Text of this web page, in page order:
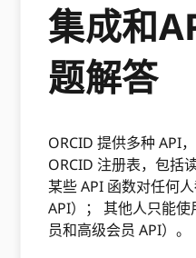
集成和
题解答
ORCID 提供多种 API
ORCID 注册表，包括
某些 API 函数对任何
API）； 其他人只能
员和高级会员 API）。